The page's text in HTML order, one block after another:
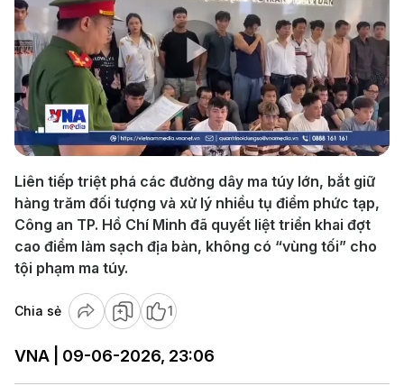
Play
Video
Liên tiếp triệt phá các đường dây ma túy lớn, bắt giữ
hàng trăm đối tượng và xử lý nhiều tụ điểm phức tạp,
Công an TP. Hồ Chí Minh đã quyết liệt triển khai đợt
cao điểm làm sạch địa bàn, không có “vùng tối” cho
tội phạm ma túy.
Chia sẻ 1
VNA | 09-06-2026, 23:06